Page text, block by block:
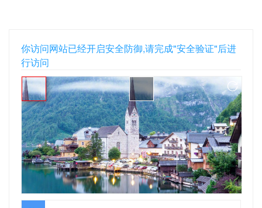
你访问网站已经开启安全防御,请完成"安全验证"后进
行访问